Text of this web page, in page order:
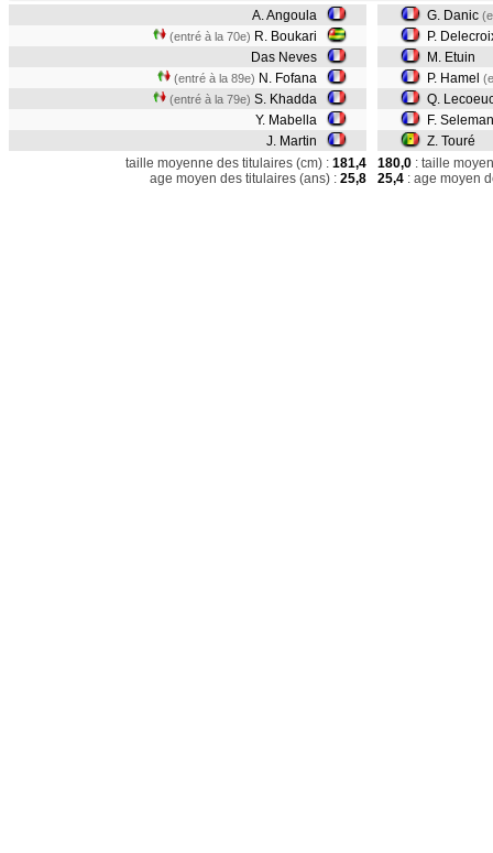
A. Angoula
(entré à la 70e) R. Boukari
Das Neves
(entré à la 89e) N. Fofana
(entré à la 79e) S. Khadda
Y. Mabella
J. Martin
G. Danic
P.
M. Etuin
P. Hamel
Q.
F.
Z. Touré
taille moyenne des titulaires (cm) : 181,4
age moyen des titulaires (ans) : 25,8
180,0 : taille
25,4 : age moyen